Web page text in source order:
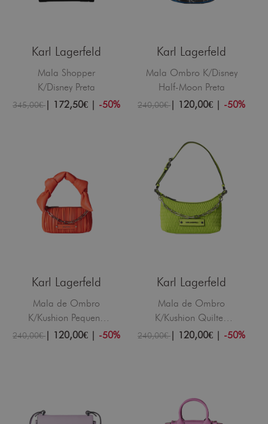
Karl Lagerfeld
Mala Shopper
K/Disney Preta
345,00€| 172,50€ | -50%
Karl Lagerfeld
Mala Ombro K/Disney
Half-Moon Preta
240,00€| 120,00€ | -50%
Karl Lagerfeld
Mala de Ombro
K/Kushion Pequena
Laranja
240,00€| 120,00€ | -50%
Karl Lagerfeld
Mala de Ombro
K/Kushion Quilted
Baguette Verde
240,00€| 120,00€ | -50%